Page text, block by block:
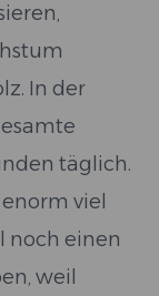
In der
täglich.
viel
noch einen
weil